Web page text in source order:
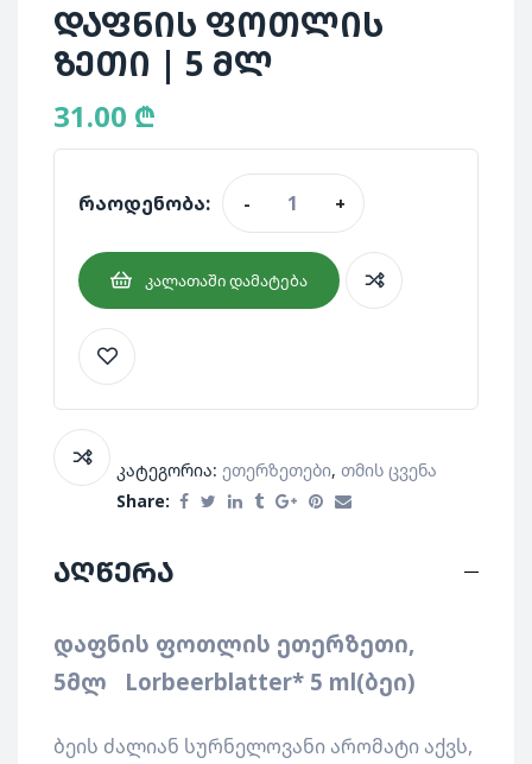
დაფნის ფოთლის
ზეთი | 5 მლ
31.00 ₾
რაოდენობა: - +
ᲙᲐᲚᲐᲗᲐᲨᲘ ᲓᲐᲛᲐᲢᲔᲑᲐ
კატეგორია: Ეთერზეთები, Თმის Ცვენა
Share:
აღწერა
დაფნის ფოთლის ეთერზეთი,
5მლ Lorbeerblatter* 5 ml(ბეი)
ბეის ძალიან სურნელოვანი არომატი აქვს,